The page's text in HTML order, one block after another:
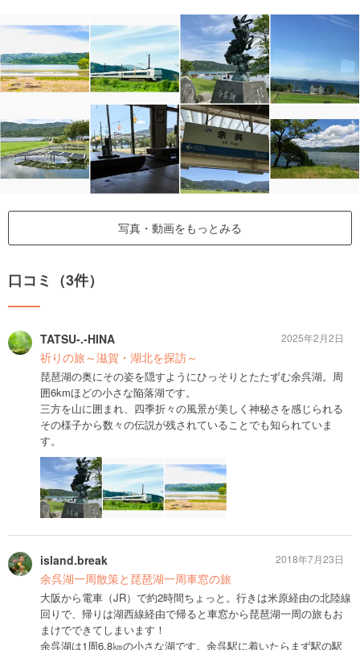
写真・動画をもっとみる
口コミ（3件）
TATSU-.-HINA
祈りの旅～滋賀・湖北を探訪～
琵琶湖の奥にその姿を隠すようにひっそりとたたずむ余呉湖。周
囲6kmほどの小さな陥落湖です。
三方を山に囲まれ、四季折々の風景が美しく神秘さを感じられる
その様子から数々の伝説が残されていることでも知られていま
す。
2025年2月2日
island.break
余呉湖一周散策と琵琶湖一周車窓の旅
大阪から電車（JR）で約2時間ちょっと。行きは米原経由の北陸線
回りで、帰りは湖西線経由で帰ると車窓から琵琶湖一周の旅もお
まけでできてしまいます！
余呉湖は1周6.8㎞の小さな湖です。余呉駅に着いたらまず駅の駅
2018年7月23日